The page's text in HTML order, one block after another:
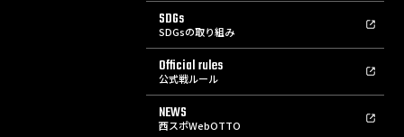
SDGs
SDGsの取り組み
Official rules
公式戦ルール
NEWS
西スポWebOTTO